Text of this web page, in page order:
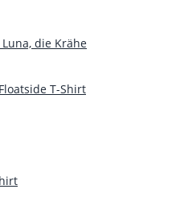
die Krähe
T-Shirt